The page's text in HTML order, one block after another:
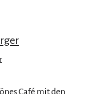
Café mit den